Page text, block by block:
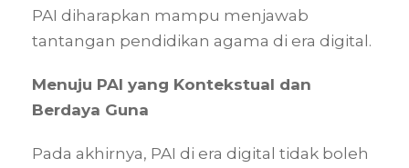
PAI diharapkan mampu menjawab
tantangan pendidikan agama di era digital.
Menuju PAI yang Kontekstual dan
Berdaya Guna
Pada akhirnya, PAI di era digital tidak boleh